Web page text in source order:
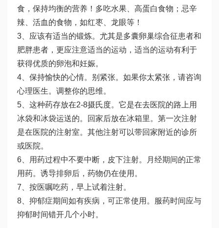
食，保持均衡的营养！多吃水果、高蛋白食物；忌辛
辣、活血的食物，如红枣、龙眼等！
3、应该有适当的锻炼。尤其是多囊卵巢综合征患者和
肥胖患者，更应注意适当的运动，适当的运动有利于
获得优质的卵泡和妊娠。
4、保持愉快的心情。别紧张。如果你太紧张，请咨询
心理医生。调整你的思维。
5、这种药存放在2-8摄氏度。它是在去医院的路上用
冰袋和冰袋运送的。回家后放在冰箱里。第一次注射
是在医院的注射室。其他注射可以带回家附近的诊所
或医院。
6、用药过程中不要中断，皮下注射。月经期间的正常
用药。诱导排卵后，药物仍在使用。
7、按医嘱吃药，早上试着注射。
8、抑郁症期间如有疾病，可正常使用。服药时间应与
抑郁时间错开几个小时。